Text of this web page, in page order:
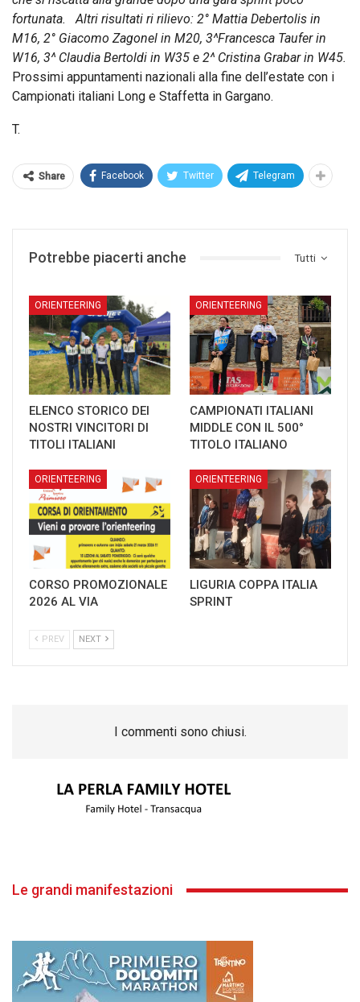
fortunata. Altri risultati ri rilievo: 2° Mattia Debertolis in
M16, 2° Giacomo Zagonel in M20, 3^Francesca Taufer in
W16, 3^ Claudia Bertoldi in W35 e 2^ Cristina Grabar in W45.
Prossimi appuntamenti nazionali alla fine dell’estate con i
Campionati italiani Long e Staffetta in Gargano.
T.
Share Facebook Twitter Telegram
Tutti
Potrebbe piacerti anche
ORIENTEERING
ELENCO STORICO DEI
NOSTRI VINCITORI DI
TITOLI ITALIANI
ORIENTEERING
CAMPIONATI ITALIANI
MIDDLE CON IL 500°
TITOLO ITALIANO
ORIENTEERING
CORSO PROMOZIONALE
2026 AL VIA
ORIENTEERING
LIGURIA COPPA ITALIA
SPRINT
PREV NEXT
I commenti sono chiusi.
Le grandi manifestazioni